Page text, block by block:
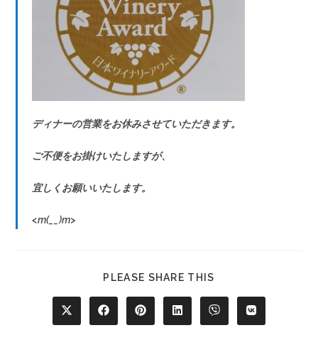
ディナーの営業をお休みさせていただきます。
ご不便をお掛けいたしますが、
宜しくお願いいたします。
<m(__)m>
PLEASE SHARE THIS